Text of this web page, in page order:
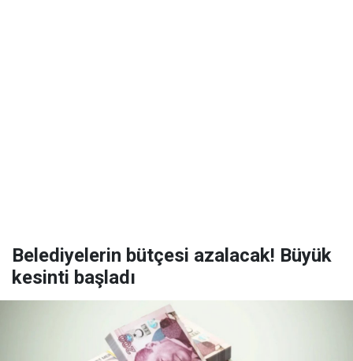
Belediyelerin bütçesi azalacak! Büyük
kesinti başladı